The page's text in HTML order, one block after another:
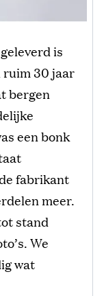
is
ruim 30 jaar
bergen
een bonk
fabrikant
meer.
stand
We
wat